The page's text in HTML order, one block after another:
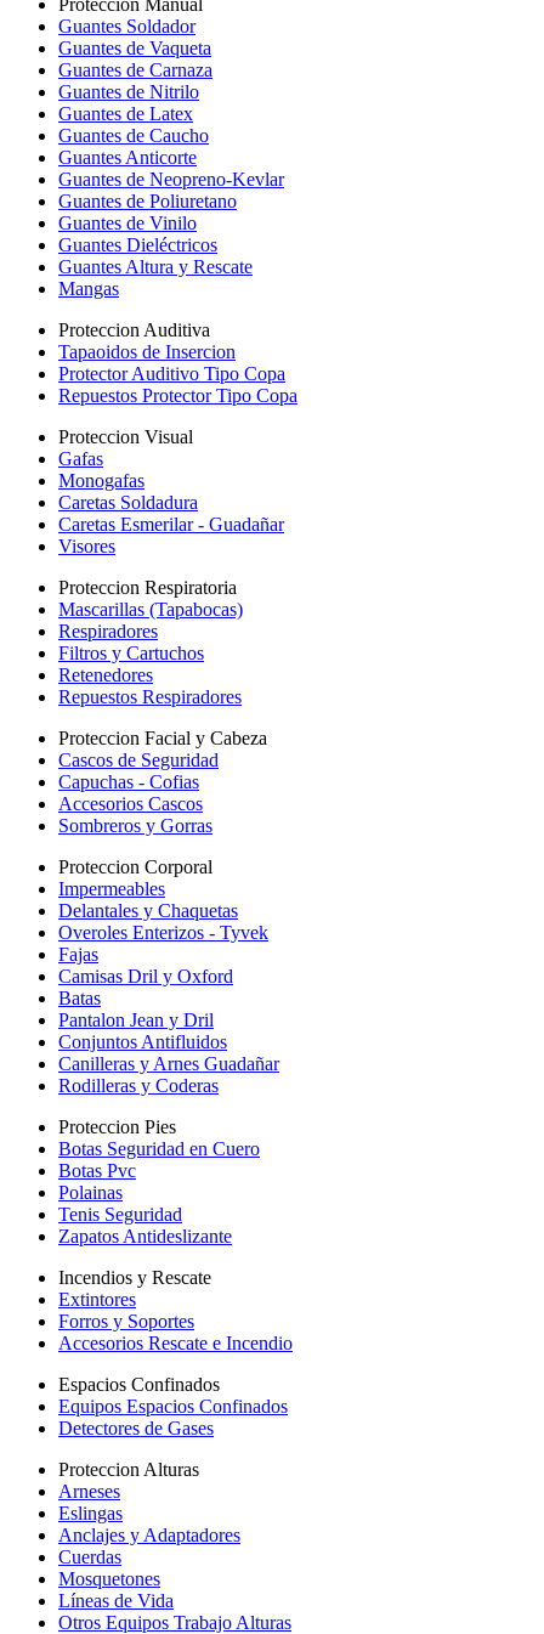
Proteccion Manual
Guantes Soldador
Guantes de Vaqueta
Guantes de Carnaza
Guantes de Nitrilo
Guantes de Latex
Guantes de Caucho
Guantes Anticorte
Guantes de Neopreno-Kevlar
Guantes de Poliuretano
Guantes de Vinilo
Guantes Dieléctricos
Guantes Altura y Rescate
Mangas
Proteccion Auditiva
Tapaoidos de Insercion
Protector Auditivo Tipo Copa
Repuestos Protector Tipo Copa
Proteccion Visual
Gafas
Monogafas
Caretas Soldadura
Caretas Esmerilar - Guadañar
Visores
Proteccion Respiratoria
Mascarillas (Tapabocas)
Respiradores
Filtros y Cartuchos
Retenedores
Repuestos Respiradores
Proteccion Facial y Cabeza
Cascos de Seguridad
Capuchas - Cofias
Accesorios Cascos
Sombreros y Gorras
Proteccion Corporal
Impermeables
Delantales y Chaquetas
Overoles Enterizos - Tyvek
Fajas
Camisas Dril y Oxford
Batas
Pantalon Jean y Dril
Conjuntos Antifluidos
Canilleras y Arnes Guadañar
Rodilleras y Coderas
Proteccion Pies
Botas Seguridad en Cuero
Botas Pvc
Polainas
Tenis Seguridad
Zapatos Antideslizante
Incendios y Rescate
Extintores
Forros y Soportes
Accesorios Rescate e Incendio
Espacios Confinados
Equipos Espacios Confinados
Detectores de Gases
Proteccion Alturas
Arneses
Eslingas
Anclajes y Adaptadores
Cuerdas
Mosquetones
Líneas de Vida
Otros Equipos Trabajo Alturas